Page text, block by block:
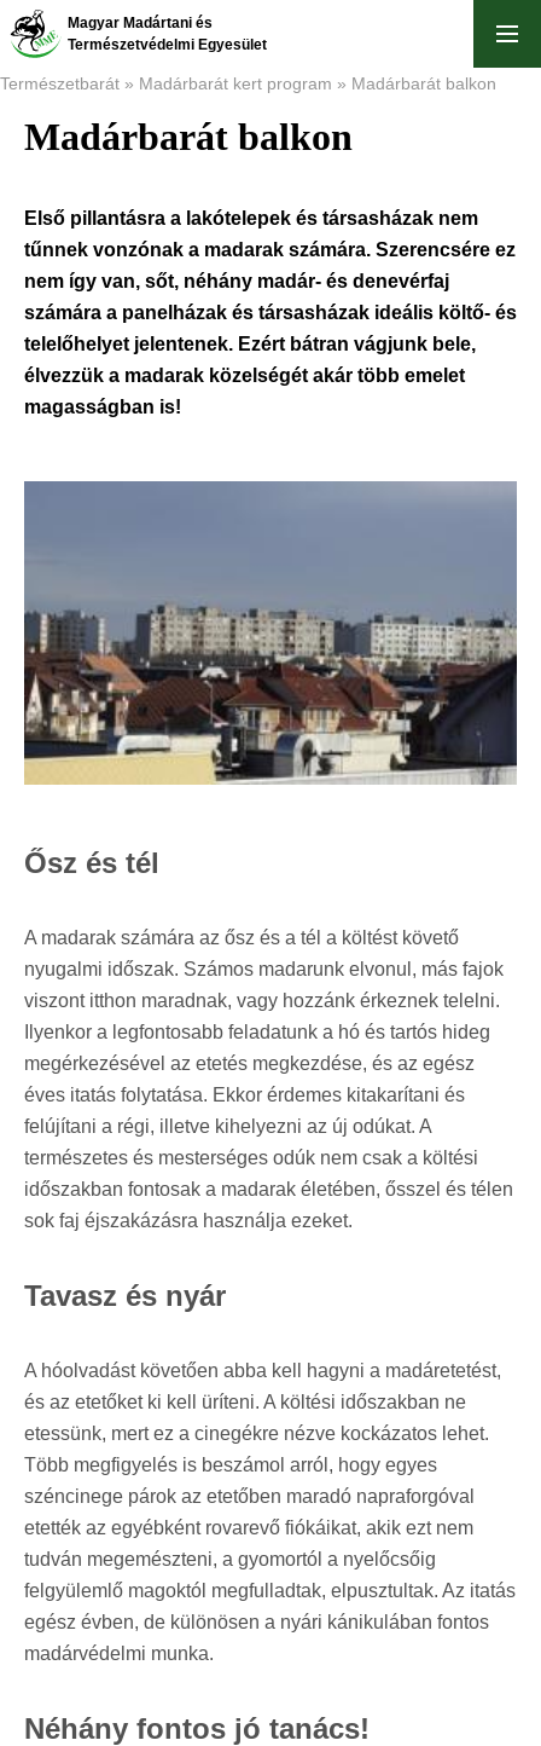
Ugrás
tartalomra
Magyar Madártani és
Természetvédelmi Egyesület
Morzsa
Természetbarát Madárbarát kert program Madárbarát balkon
Madárbarát balkon
Első pillantásra a lakótelepek és társasházak nem
tűnnek vonzónak a madarak számára. Szerencsére ez
nem így van, sőt, néhány madár- és denevérfaj
számára a panelházak és társasházak ideális költő- és
telelőhelyet jelentenek. Ezért bátran vágjunk bele,
élvezzük a madarak közelségét akár több emelet
magasságban is!
Ősz és tél
A madarak számára az ősz és a tél a költést követő
nyugalmi időszak. Számos madarunk elvonul, más fajok
viszont itthon maradnak, vagy hozzánk érkeznek telelni.
Ilyenkor a legfontosabb feladatunk a hó és tartós hideg
megérkezésével az etetés megkezdése, és az egész
éves itatás folytatása. Ekkor érdemes kitakarítani és
felújítani a régi, illetve kihelyezni az új odúkat. A
természetes és mesterséges odúk nem csak a költési
időszakban fontosak a madarak életében, ősszel és télen
sok faj éjszakázásra használja ezeket.
Tavasz és nyár
A hóolvadást követően abba kell hagyni a madáretetést,
és az etetőket ki kell üríteni. A költési időszakban ne
etessünk, mert ez a cinegékre nézve kockázatos lehet.
Több megfigyelés is beszámol arról, hogy egyes
széncinege párok az etetőben maradó napraforgóval
etették az egyébként rovarevő fiókáikat, akik ezt nem
tudván megemészteni, a gyomortól a nyelőcsőig
felgyülemlő magoktól megfulladtak, elpusztultak. Az itatás
egész évben, de különösen a nyári kánikulában fontos
madárvédelmi munka.
Néhány fontos jó tanács!